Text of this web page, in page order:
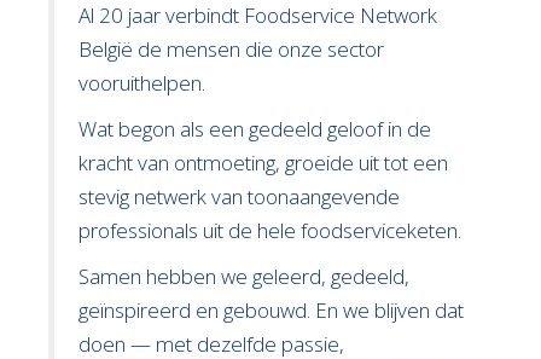
Al 20 jaar verbindt Foodservice Network
België de mensen die onze sector
vooruithelpen.
Wat begon als een gedeeld geloof in de
kracht van ontmoeting, groeide uit tot een
stevig netwerk van toonaangevende
professionals uit de hele foodserviceketen.
Samen hebben we geleerd, gedeeld,
geïnspireerd en gebouwd. En we blijven dat
doen — met dezelfde passie,